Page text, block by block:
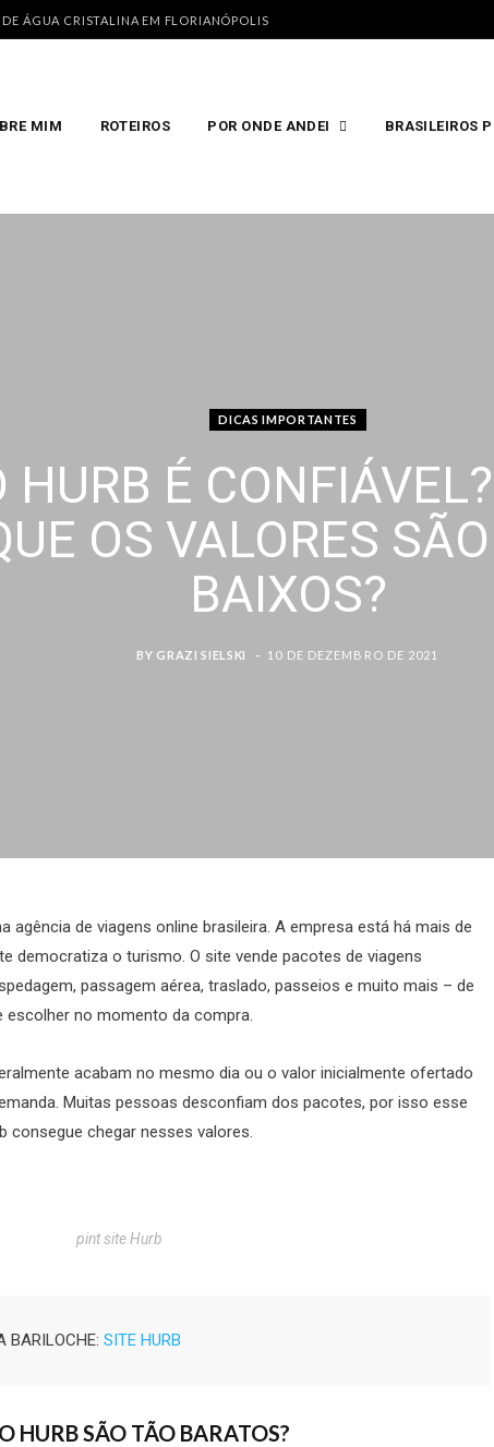
ÁGUA CRISTALINA EM FLORIANÓPOLIS
MIM ROTEIROS POR ONDE ANDEI BRASILEIROS
DICAS IMPORTANTES
HURB É
OS VALORES
BAIXOS?
BY GRAZI SIELSKI 10 DE DEZEMBRO DE 2021
agência de viagens online brasileira. A empresa está há mais de
democratiza o turismo. O site vende pacotes de viagens
passagem aérea, traslado, passeios e muito mais – de
no momento da compra.
acabam no mesmo dia ou o valor inicialmente ofertado
Muitas pessoas desconfiam dos pacotes, por isso esse
consegue chegar nesses valores.
pint site Hurb
BARILOCHE: SITE HURB
HURB SÃO TÃO BARATOS?